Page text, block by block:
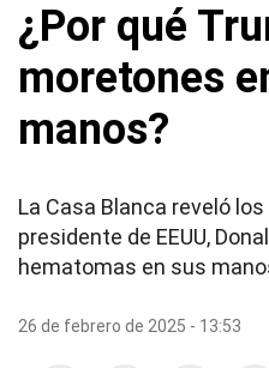
¿Por qué
moretones
manos?
La Casa Blanca reveló
presidente de EEUU,
hematomas en sus
26 de febrero de 2025 - 13:53